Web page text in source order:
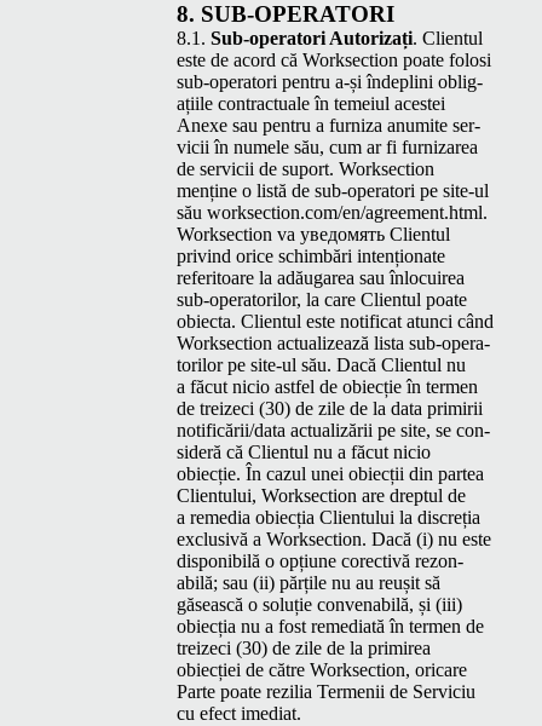
8. SUB-OPER­A­TORI
8.1. Sub-oper­a­tori Autor­iza­ți. Clien­tul
este de acord că Work­sec­tion poate folosi
sub-oper­a­tori pen­tru a‑și îndepli­ni oblig­
ați­ile con­trac­tuale în temeiul aces­tei
Anexe sau pen­tru a furniza anu­mite ser­
vicii în numele său, cum ar fi furnizarea
de ser­vicii de suport. Work­sec­tion
menține o listă de sub-oper­a­tori pe site-ul
său work​sec​tion​.com/​e​n​/​a​g​r​e​e​m​e​n​t​.html.
Work­sec­tion va уведомять Clien­tul
privind orice schim­bări intențion­ate
refer­i­toare la adău­garea sau înlocuirea
sub-oper­a­to­rilor, la care Clien­tul poate
obiec­ta. Clien­tul este noti­fi­cat atun­ci când
Work­sec­tion actu­al­izează lista sub-oper­a­
to­rilor pe site-ul său. Dacă Clien­tul nu
a făcut nicio ast­fel de obiecție în ter­men
de treize­ci (30) de zile de la data prim­irii
notificării/​data actu­al­izării pe site, se con­
sid­eră că Clien­tul nu a făcut nicio
obiecție. În cazul unei obiecții din partea
Clien­tu­lui, Work­sec­tion are drep­tul de
a reme­dia obiecția Clien­tu­lui la dis­creția
exclu­sivă a Work­sec­tion. Dacă (i) nu este
disponi­bilă o opți­une corec­tivă rezon­
abilă; sau (ii) părțile nu au reușit să
găsească o soluție con­ven­abilă, și (iii)
obiecția nu a fost reme­di­ată în ter­men de
treize­ci (30) de zile de la prim­irea
obiecției de către Work­sec­tion, ori­care
Parte poate rezil­ia Ter­menii de Ser­vi­ciu
cu efect imediat.